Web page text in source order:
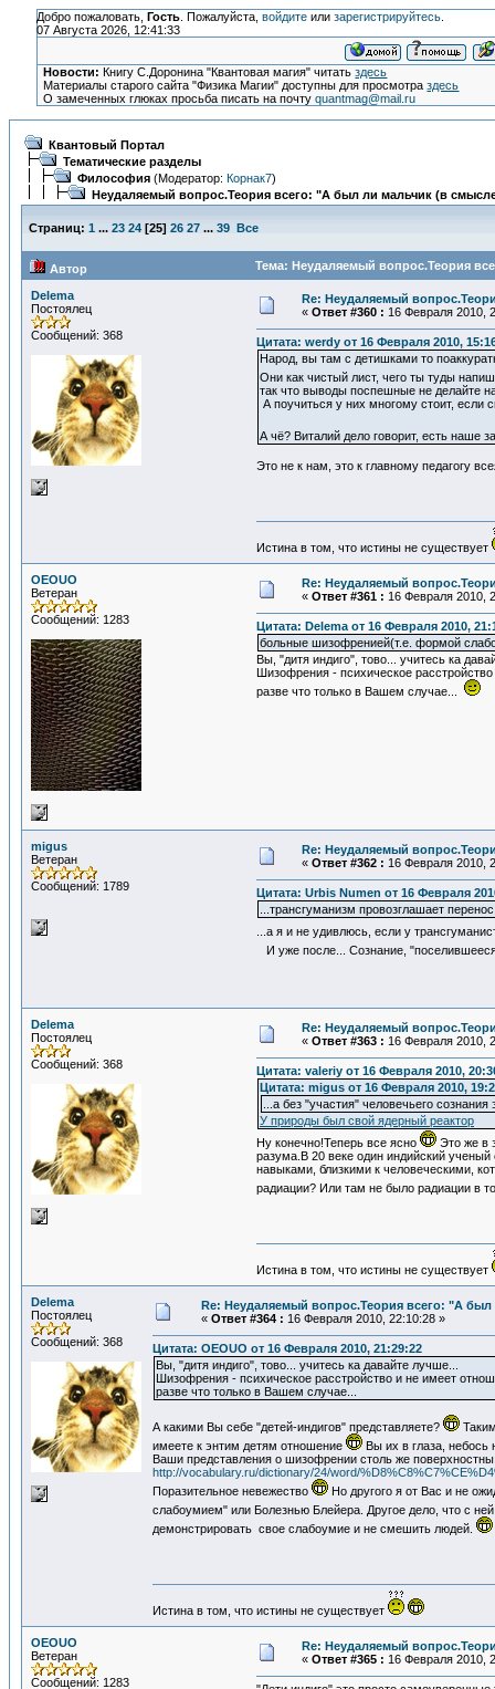
Добро пожаловать,Гость . Пожалуйста,войдите илизарегистрируйтесь
07 Августа 2026, 12:41:33
Новости: Книгу С.Доронина "Квантовая магия" читатьздесь
Материалы старого сайта "Физика Магии" доступны для просмотраздесь
О замеченных глюках просьба писать на почтуquantmag@mail.ru
Квантовый Портал
Тематические разделы
Философия (Модератор: Корнак7)
Неудаляемый вопрос.Теория всего: "А был ли мальчик (в
Страниц: 1 ... 23 24 [25] 26 27 ... 39 Все
Автор Тема: Неудаляемый вопрос.Теория
Delema
Постоялец
Сообщений: 368
Re: Неудаляемый
« Ответ #360 : 16 Февраля 2010,
Цитата: werdy от 16 Февраля 2010,
Народ, вы там с детишками то
Они как чистый лист, чего ты туды
так что выводы поспешные не делайте
А поучиться у них многому стоит, если
А чё? Виталий дело говорит, есть наше
Это не к нам, это к главному педагогу
Истина в том, что истины не существует
OEOUO
Ветеран
Сообщений: 1283
Re: Неудаляемый
« Ответ #361 : 16 Февраля 2010,
Цитата: Delema от 16 Февраля 2010,
больные шизофренией(т.е. формой
Вы, "дитя индиго", тово... учитесь ка
Шизофрения - психическое
разве что только в Вашем случае...
migus
Ветеран
Сообщений: 1789
Re: Неудаляемый
« Ответ #362 : 16 Февраля 2010,
Цитата: Urbis Numen от 16 Февраля
...трансгуманизм провозглашает
...а я и не удивлюсь, если у
И уже после... Сознание,
Delema
Постоялец
Сообщений: 368
Re: Неудаляемый
« Ответ #363 : 16 Февраля 2010,
Цитата: valeriy от 16 Февраля 2010,
Цитата: migus от 16 Февраля 2010,
...а без "участия" человечьего
У природы был свой ядерный реактор
Ну конечно!Теперь все ясно
Это же в
разума.В 20 веке один индийский
навыками, близкими к человеческими,
радиации? Или там не было радиации в
Истина в том, что истины не существует
Delema
Постоялец
Сообщений: 368
Re: Неудаляемый вопрос.Теория всего: "А
« Ответ #364 : 16 Февраля 2010, 22:10:28 »
Цитата: OEOUO от 16 Февраля 2010, 21:29:22
Вы, "дитя индиго", тово... учитесь ка давайте лучше...
Шизофрения - психическое расстройство и не имеет
разве что только в Вашем случае...
А какими Вы себе "детей-индигов" представляете?
имеете к энтим детям отношение
Вы их в глаза, небось
Ваши представления о шизофрении столь же
http://vocabulary.ru/dictionary/24/word/
Поразительное невежество
Но другого я от Вас и не
слабоумием" или Болезнью Блейера. Другое дело, что с
демонстрировать свое слабоумие и не смешить людей.
Истина в том, что истины не существует
OEOUO
Ветеран
Сообщений: 1283
Re: Неудаляемый
« Ответ #365 : 16 Февраля 2010,